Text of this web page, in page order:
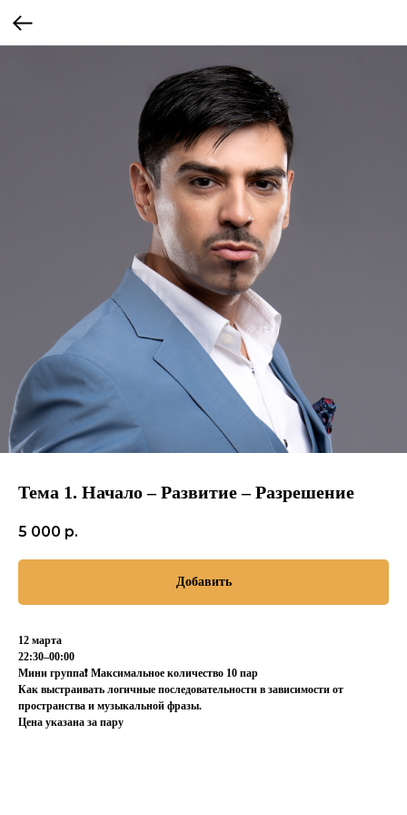
Тема 1. Начало – Развитие – Разрешение
5 000 р.
Добавить
12 марта
22:30–00:00
Мини группа❗️ Максимальное количество 10 пар
Как выстраивать логичные последовательности в зависимости от
пространства и музыкальной фразы.
Цена указана за пару